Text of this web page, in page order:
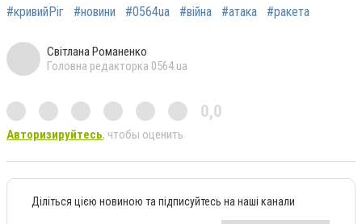
#кривийРіг #новини #0564ua #війна #атака #ракета
Світлана Романенко
Головна редакторка 0564.ua
0,0
Авторизируйтесь, чтобы оценить
Діліться цією новиною та підписуйтесь на наші канали